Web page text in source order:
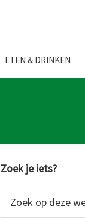
ETEN & DRINKEN
Primaire
Sidebar
Zoek je iets?
op